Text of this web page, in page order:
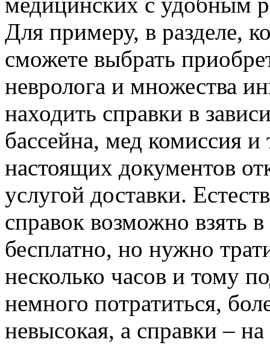
Для примеру, в разделе,
сможете выбрать
невролога и множества
находить справки в
бассейна, мед комиссия
настоящих документов
услугой доставки.
справок возможно взять
бесплатно, но нужно
несколько часов и тому
немного потратиться,
невысокая, а справки –